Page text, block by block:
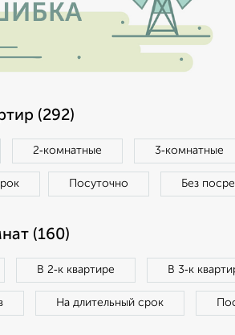
(292)
2‑комнатные 3‑комнатные
Посуточно Без
(160)
В 2‑к квартире В 3‑к
На длительный срок